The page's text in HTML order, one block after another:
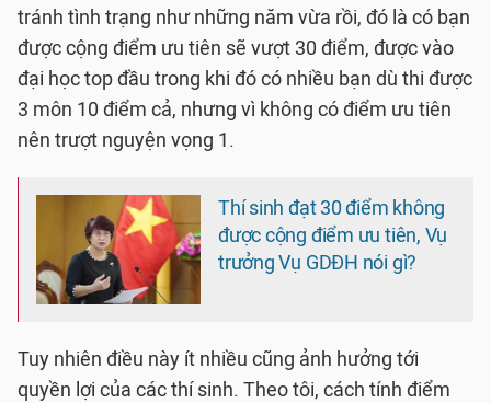
tránh tình trạng như những năm vừa rồi, đó là có bạn
được cộng điểm ưu tiên sẽ vượt 30 điểm, được vào
đại học top đầu trong khi đó có nhiều bạn dù thi được
3 môn 10 điểm cả, nhưng vì không có điểm ưu tiên
nên trượt nguyện vọng 1.
Thí sinh đạt 30 điểm không
được cộng điểm ưu tiên, Vụ
trưởng Vụ GDĐH nói gì?
Tuy nhiên điều này ít nhiều cũng ảnh hưởng tới
quyền lợi của các thí sinh. Theo tôi, cách tính điểm